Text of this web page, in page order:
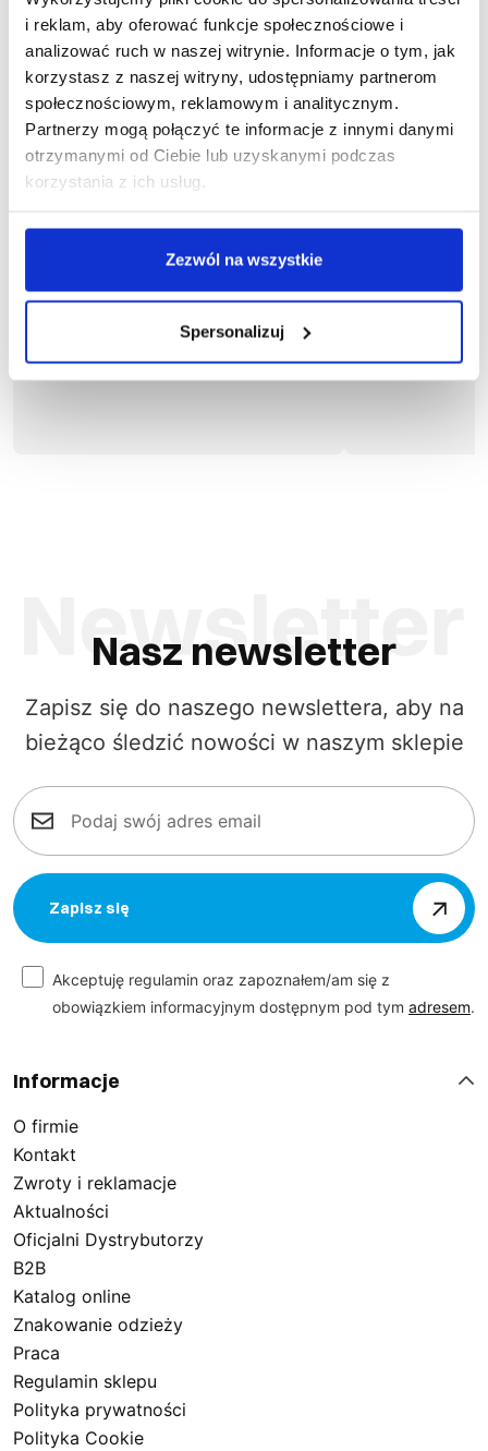
i reklam, aby oferować funkcje społecznościowe i
analizować ruch w naszej witrynie. Informacje o tym, jak
korzystasz z naszej witryny, udostępniamy partnerom
społecznościowym, reklamowym i analitycznym.
Partnerzy mogą połączyć te informacje z innymi danymi
otrzymanymi od Ciebie lub uzyskanymi podczas
korzystania z ich usług.
Zezwól na wszystkie
Spersonalizuj
Bluza DROGOWIEC STANDARD
104,72 zł brutto
Bluza
Nasz newsletter
Zapisz się do naszego newslettera, aby na
bieżąco śledzić nowości w naszym sklepie
Zapisz się
Akceptuję regulamin oraz zapoznałem/am się z
obowiązkiem informacyjnym dostępnym pod tym adresem.
Informacje
O firmie
Kontakt
Zwroty i reklamacje
Aktualności
Oficjalni Dystrybutorzy
B2B
Katalog online
Znakowanie odzieży
Praca
Regulamin sklepu
Polityka prywatności
Polityka Cookie